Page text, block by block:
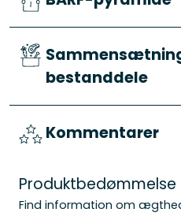
bestanddele
Kommentarer
Produktbedømmelse
Find information om